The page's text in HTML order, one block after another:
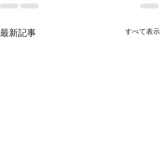
最新記事 すべて表示